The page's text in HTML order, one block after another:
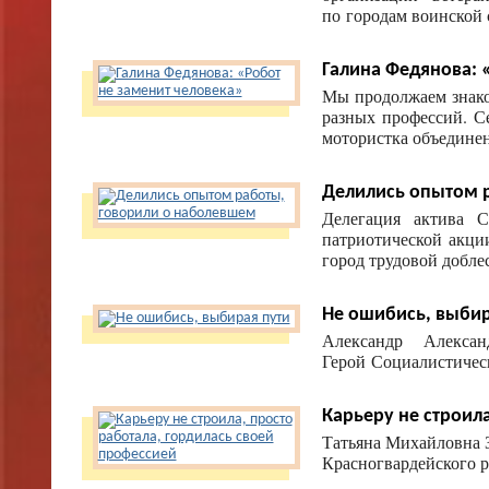
по городам воинской
Галина Федянова:
Мы продолжаем
разных профессий.
мотористка
Делились опытом
Делегация актива
патриотической
город трудовой
Не ошибись,
Александр
Герой
Карьеру не
Татьяна Михайловна
Красногвардейского